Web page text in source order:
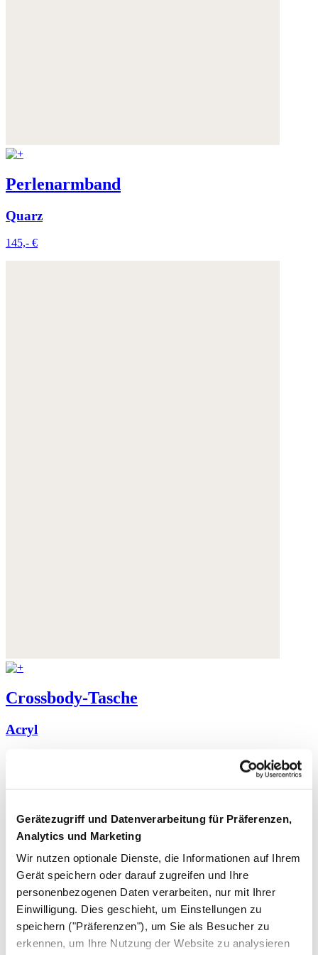
Gerätezugriff und Datenverarbeitung für Präferenzen,
Analytics und Marketing
Wir nutzen optionale Dienste, die Informationen auf Ihrem
Gerät speichern oder darauf zugreifen und Ihre
personenbezogenen Daten verarbeiten, nur mit Ihrer
Einwilligung. Dies geschieht, um Einstellungen zu
speichern ("Präferenzen"), um Sie als Besucher zu
erkennen, um Ihre Nutzung der Website zu analysieren
Perlenarmband
Quarz
145,- €
Crossbody-Tasche
Acryl